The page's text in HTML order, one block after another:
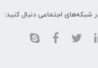
شبکه‌های اجتماعی دنبال کنید: